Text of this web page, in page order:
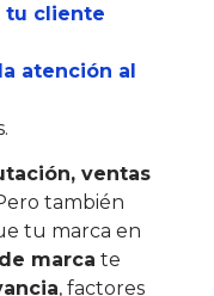
tu cliente
atención al
ventas
también
tu marca en
marca te
, factores